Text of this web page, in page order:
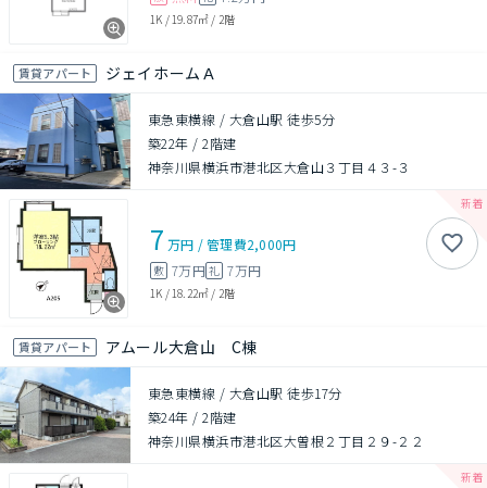
1K / 19.87㎡ / 2階
賃貸アパート ジェイホームＡ
東急東横線 / 大倉山駅 徒歩5分
築22年 /2階建
神奈川県横浜市港北区大倉山３丁目４３-３
7 万円 /管理費2,000円
敷 7万円礼 7万円
1K / 18.22㎡ / 2階
賃貸アパート アムール大倉山 C棟
東急東横線 / 大倉山駅 徒歩17分
築24年 /2階建
神奈川県横浜市港北区大曽根２丁目２９-２２